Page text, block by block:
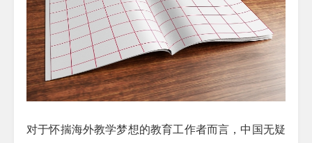
对于怀揣海外教学梦想的教育工作者而言，中国无疑